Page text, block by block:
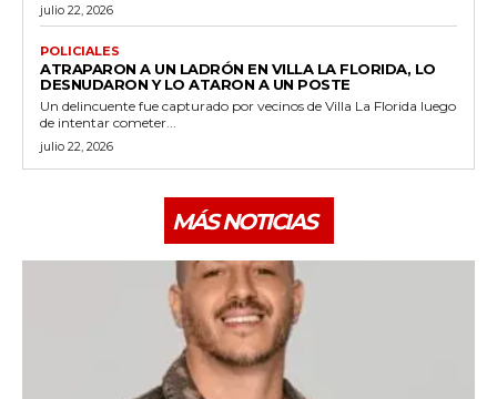
julio 22, 2026
POLICIALES
ATRAPARON A UN LADRÓN EN VILLA LA FLORIDA, LO
DESNUDARON Y LO ATARON A UN POSTE
Un delincuente fue capturado por vecinos de Villa La Florida luego
de intentar cometer...
julio 22, 2026
MÁS NOTICIAS